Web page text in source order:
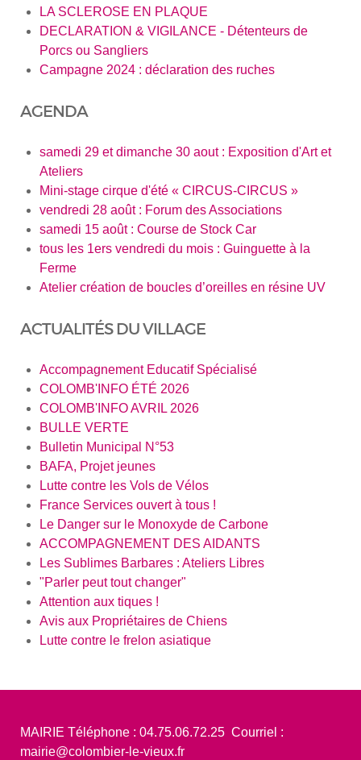
LA SCLEROSE EN PLAQUE
DECLARATION & VIGILANCE - Détenteurs de
Porcs ou Sangliers
Campagne 2024 : déclaration des ruches
AGENDA
samedi 29 et dimanche 30 aout : Exposition d'Art et
Ateliers
Mini-stage cirque d'été « CIRCUS-CIRCUS »
vendredi 28 août : Forum des Associations
samedi 15 août : Course de Stock Car
tous les 1ers vendredi du mois : Guinguette à la
Ferme
Atelier création de boucles d’oreilles en résine UV
ACTUALITÉS DU VILLAGE
Accompagnement Educatif Spécialisé
COLOMB'INFO ÉTÉ 2026
COLOMB'INFO AVRIL 2026
BULLE VERTE
Bulletin Municipal N°53
BAFA, Projet jeunes
Lutte contre les Vols de Vélos
France Services ouvert à tous !
Le Danger sur le Monoxyde de Carbone
ACCOMPAGNEMENT DES AIDANTS
Les Sublimes Barbares : Ateliers Libres
"Parler peut tout changer"
Attention aux tiques !
Avis aux Propriétaires de Chiens
Lutte contre le frelon asiatique
MAIRIE Téléphone : 04.75.06.72.25 Courriel :
mairie@colombier-le-vieux.fr